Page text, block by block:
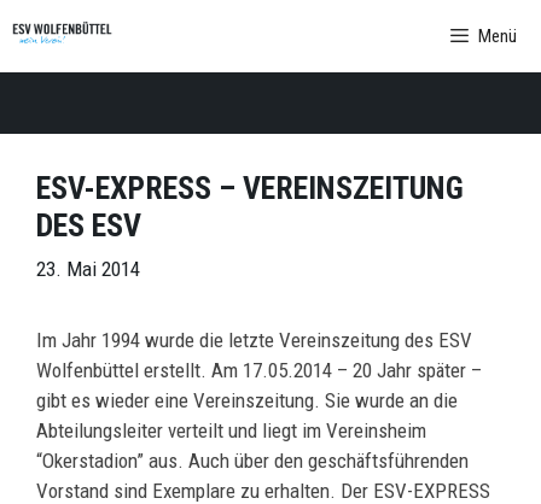
Inhalt
springen
Menü
ESV-EXPRESS – VEREINSZEITUNG
DES ESV
23. Mai 2014
Im Jahr 1994 wurde die letzte Vereinszeitung des ESV
Wolfenbüttel erstellt. Am 17.05.2014 – 20 Jahr später –
gibt es wieder eine Vereinszeitung. Sie wurde an die
Abteilungsleiter verteilt und liegt im Vereinsheim
“Okerstadion” aus. Auch über den geschäftsführenden
Vorstand sind Exemplare zu erhalten. Der ESV-EXPRESS